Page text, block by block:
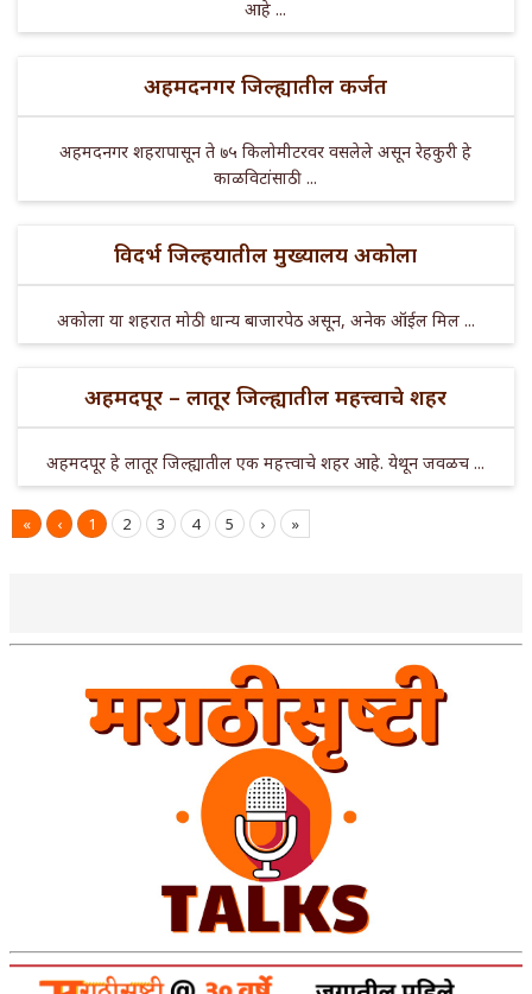
आहे ...
अहमदनगर जिल्ह्यातील कर्जत
अहमदनगर शहरापासून ते ७५ किलोमीटरवर वसलेले असून रेहकुरी हे
काळविटांसाठी ...
विदर्भ जिल्हयातील मुख्यालय अकोला
अकोला या शहरात मोठी धान्य बाजारपेठ असून, अनेक ऑईल मिल ...
अहमदपूर – लातूर जिल्ह्यातील महत्त्वाचे शहर
अहमदपूर हे लातूर जिल्ह्यातील एक महत्त्वाचे शहर आहे. येथून जवळच ...
« ‹ 1 2 3 4 5 › »